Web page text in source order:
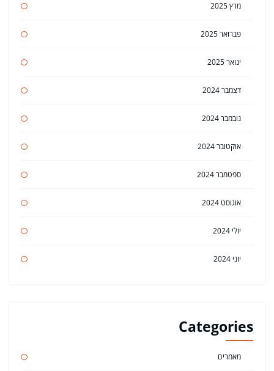
מרץ 2025
פברואר 2025
ינואר 2025
דצמבר 2024
נובמבר 2024
אוקטובר 2024
ספטמבר 2024
אוגוסט 2024
יולי 2024
יוני 2024
Categories
מאמרים